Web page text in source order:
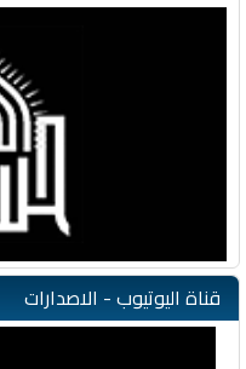
قناة اليوتيوب - الاصدارات